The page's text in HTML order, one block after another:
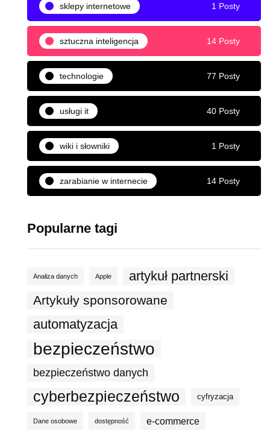
sklepy internetowe 1 Posty
sztuczna inteligencja 14 Posty
technologie 77 Posty
usługi it 40 Posty
wiki i słowniki 1 Posty
zarabianie w internecie 14 Posty
Popularne tagi
Analiza danych Apple artykuł partnerski
Artykuły sponsorowane
automatyzacja
bezpieczeństwo
bezpieczeństwo danych
cyberbezpieczeństwo cyfryzacja
Dane osobowe dostępność e-commerce